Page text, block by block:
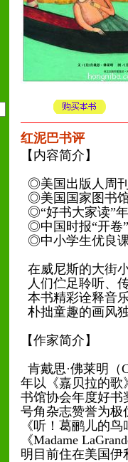
红泥巴书评
【内容简介】
◎美国出版人周
◎美国国家图书
◎“好书大家读”
◎中国时报“开卷
◎中小学生优良
在威尼斯的大街
人们伫足聆听、
本书精彩诠释音
朴拙童趣的画风
【作家简介】
肯戴思·佛莱明（
年以《嘉贝拉的歌
书馆协会年度好书
号角杂志赞誉为极
《听！葛鹂儿的
《Madame
明目前住在美国